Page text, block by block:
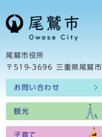
尾鷲市役所
〒519-3696 三重県尾鷲
お問い合わせ
観光
子育て